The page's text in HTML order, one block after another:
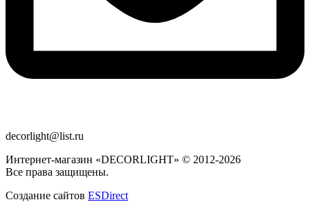
decorlight@list.ru
Интернет-магазин «DECORLIGHT» © 2012-2026
Все права защищены.
Создание сайтов ESDirect